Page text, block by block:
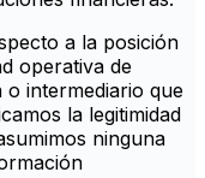
a la posición
operativa de
intermediario que
la legitimidad
ninguna